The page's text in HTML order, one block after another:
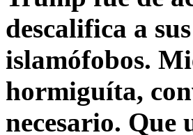
descalifica a
islamófobos.
hormiguíta,
necesario.